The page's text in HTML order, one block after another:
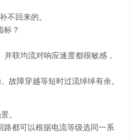
不回来的。
标？
联均流对响应速度都很敏感，
故障穿越等短时过流绰绰有余。
。
都可以根据电流等级选同一系